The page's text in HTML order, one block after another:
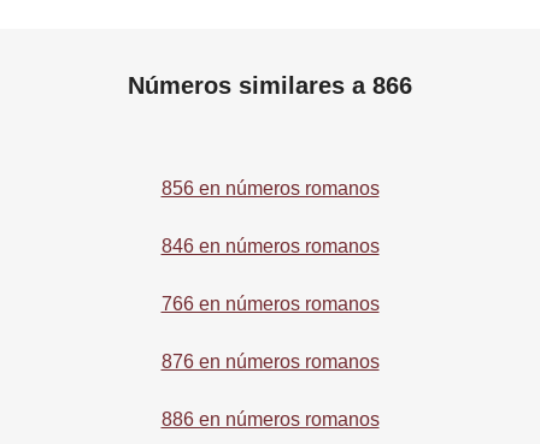
Números similares a 866
856 en números romanos
846 en números romanos
766 en números romanos
876 en números romanos
886 en números romanos